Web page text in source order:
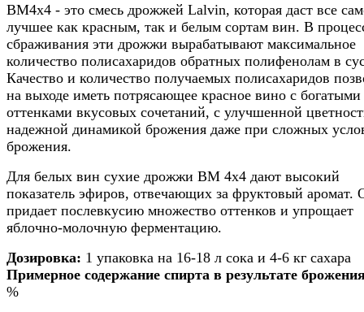
BM4x4 - это смесь дрожжей Lalvin, которая даст все
лучшее как красным, так и белым сортам вин. В
сбраживания эти дрожжи вырабатывают максимальное
количество полисахаридов обратных полифенолам в
Качество и количество получаемых полисахаридов
на выходе иметь потрясающее красное вино с богатыми
оттенками вкусовых сочетаний, с улучшенной
надежной динамикой брожения даже при сложных
брожения.
Для белых вин сухие дрожжи BM 4x4 дают высокий
показатель эфиров, отвечающих за фруктовый аромат.
придает послевкусию множество оттенков и упрощает
яблочно-молочную ферментацию.
Дозировка: 1 упаковка на 16-18 л сока и 4-6 кг сахара
Примерное содержание спирта в результате
%